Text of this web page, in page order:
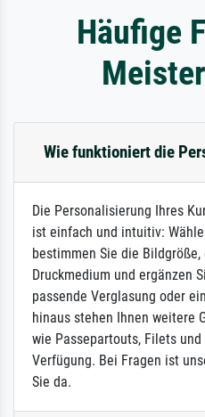
Häufige
Wie funktioniert die
Die Personalisierung Ihres
ist einfach und intuitiv:
bestimmen Sie die
Druckmedium und ergänzen
passende Verglasung oder
hinaus stehen Ihnen weitere
wie Passepartouts, Filets
Verfügung. Bei Fragen ist
Sie da.